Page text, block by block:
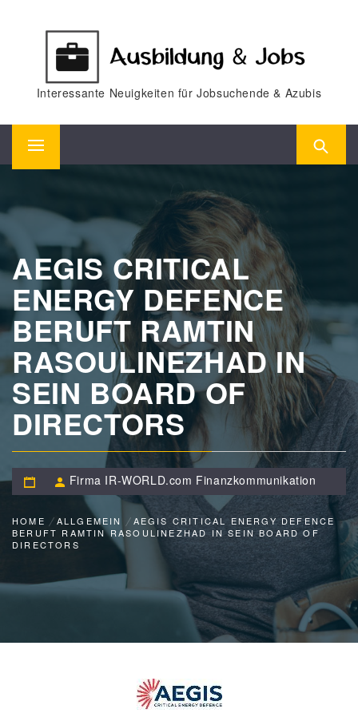
Interessante Neuigkeiten für Jobsuchende & Azubis
Primary
Menu
AEGIS CRITICAL
ENERGY DEFENCE
BERUFT RAMTIN
RASOULINEZHAD IN
SEIN BOARD OF
DIRECTORS
Firma IR-WORLD.com Finanzkommunikation
HOME ALLGEMEIN
AEGIS CRITICAL ENERGY DEFENCE
BERUFT RAMTIN RASOULINEZHAD IN SEIN BOARD OF
DIRECTORS